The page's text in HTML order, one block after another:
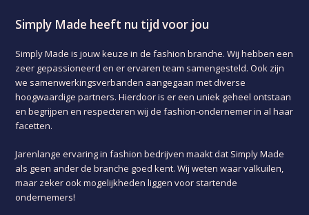
Simply Made heeft nu tijd voor jou
Simply Made is jouw keuze in de fashion branche. Wij hebben een
zeer gepassioneerd en er ervaren team samengesteld. Ook zijn
we samenwerkingsverbanden aangegaan met diverse
hoogwaardige partners. Hierdoor is er een uniek geheel ontstaan
en begrijpen en respecteren wij de fashion-ondernemer in al haar
facetten.
Jarenlange ervaring in fashion bedrijven maakt dat Simply Made
als geen ander de branche goed kent. Wij weten waar valkuilen,
maar zeker ook mogelijkheden liggen voor startende
ondernemers!